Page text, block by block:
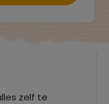
zelf te